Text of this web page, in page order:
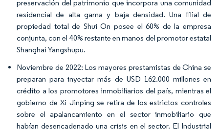
preservación del patrimonio que incorpora una comunidad
residencial de alta gama y baja densidad. Una filial de
propiedad total de Shui On posee el 60% de la empresa
conjunta, con el 40% restante en manos del promotor estatal
Shanghai Yangshupu.
Noviembre de 2022: Los mayores prestamistas de China se
preparan para inyectar más de USD 162.000 millones en
crédito a los promotores inmobiliarios del país, mientras el
gobierno de Xi Jinping se retira de los estrictos controles
sobre el apalancamiento en el sector inmobiliario que
habían desencadenado una crisis en el sector. El Industrial